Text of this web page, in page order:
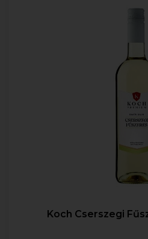
Koch Cserszegi